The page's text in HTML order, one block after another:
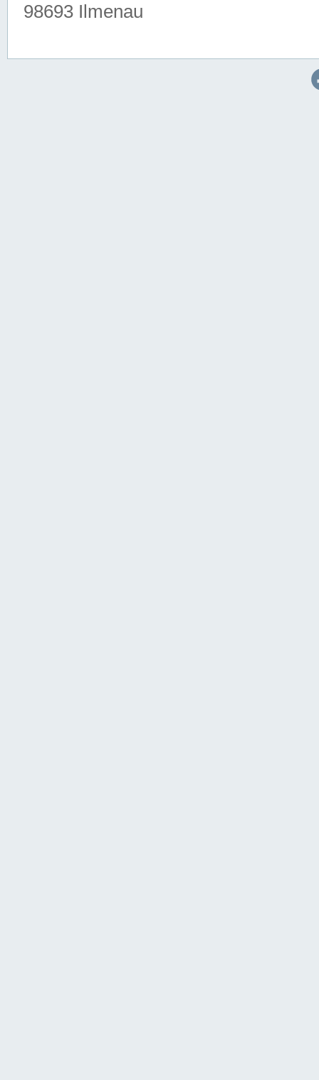
98693 Ilmenau